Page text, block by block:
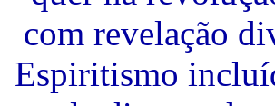
com revelação
Espiritismo